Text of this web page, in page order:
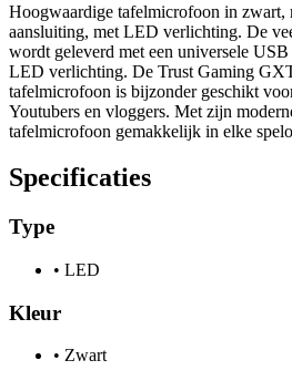
Hoogwaardige tafelmicrofoon in zwart,
aansluiting, met LED verlichting. De
wordt geleverd met een universele
LED verlichting. De Trust Gaming
tafelmicrofoon is bijzonder geschikt
Youtubers en vloggers. Met zijn
tafelmicrofoon gemakkelijk in elke
Specificaties
Type
• LED
Kleur
• Zwart